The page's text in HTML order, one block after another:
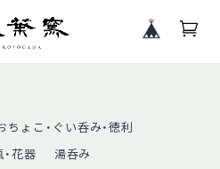
ちょこ・ぐい呑み・徳利
花器
湯呑み